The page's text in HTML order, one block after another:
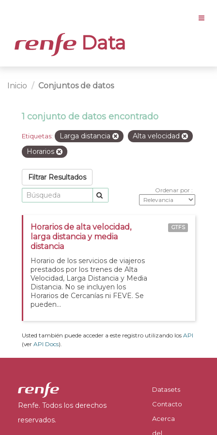
Data
Inicio Conjuntos de datos
1 conjunto de datos encontrado
Etiquetas: Larga distancia
Alta velocidad
Horarios
Filtrar Resultados
Ordenar por
Horarios de alta velocidad,
larga distancia y media
distancia
Horario de los servicios de viajeros
prestados por los trenes de Alta
Velocidad, Larga Distancia y Media
Distancia. No se incluyen los
Horarios de Cercanías ni FEVE. Se
pueden...
GTFS
Usted también puede acceder a este registro utilizando los API
(ver API Docs).
Renfe. Todos los derechos
reservados.
Datasets
Contacto
Acerca
del